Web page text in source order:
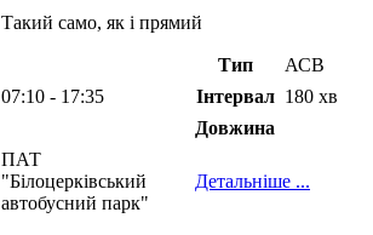
Такий само, як і прямий
Тип
АСВ
07:10 - 17:35 Інтервал 180 хв
Довжина
ПАТ
"Білоцерківський
автобусний парк"
Детальніше ...